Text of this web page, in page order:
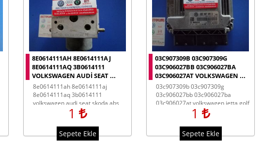
8E0614111AH 8E0614111AJ
8E0614111AQ 3B0614111
VOLKSWAGEN AUDI SEAT ...
8e0614111ah 8e0614111aj
8e0614111aq 3b0614111
volkswagen audi seat skoda abs
beyinleri audi abs pompası
1
Sepete Ekle
03C907309B 03C907309G
03C906027BB 03C906027BA
03C906027AT VOLKSWAGEN ...
03c907309b 03c907309g
03c906027bb 03c906027ba
03c906027at volkswagen jetta golf
scırocco motor kontrol ünitesi
1
Sepete Ekle